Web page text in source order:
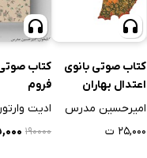
کتاب صوتی بانوی
اعتدال بهاران
امیرحسین مدرس
۲۵,۰۰۰ ت
کتاب
فروم
ادیت
۱۹۰۰۰۰